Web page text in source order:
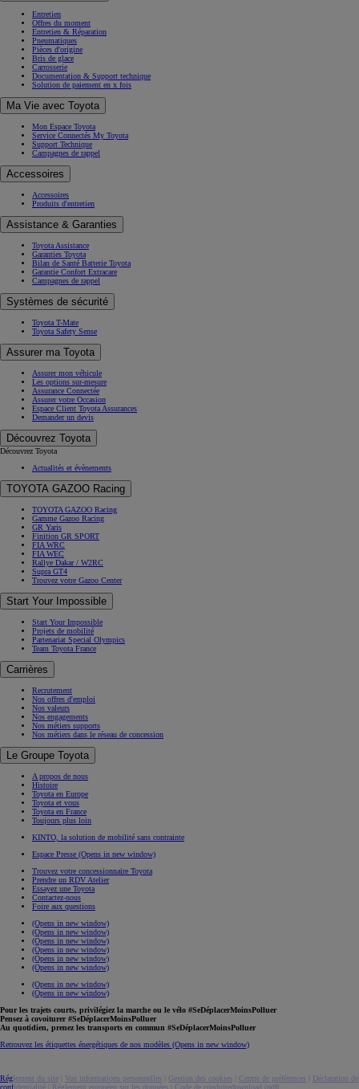
Entretien
Offres du moment
Entretien & Réparation
Pneumatiques
Pièces d'origine
Bris de glace
Carrosserie
Documentation & Support technique
Solution de paiement en x fois
Ma Vie avec Toyota
Mon Espace Toyota
Service Connectés My Toyota
Support Technique
Campagnes de rappel
Accessoires
Accessoires
Produits d'entretien
Assistance & Garanties
Toyota Assistance
Garanties Toyota
Bilan de Santé Batterie Toyota
Garantie Confort Extracare
Campagnes de rappel
Systèmes de sécurité
Toyota T-Mate
Toyota Safety Sense
Assurer ma Toyota
Assurer mon véhicule
Les options sur-mesure
Assurance Connectée
Assurer votre Occasion
Espace Client Toyota Assurances
Demander un devis
Découvrez Toyota
Découvrez Toyota
Actualités et évènements
TOYOTA GAZOO Racing
TOYOTA GAZOO Racing
Gamme Gazoo Racing
GR Yaris
Finition GR SPORT
FIA WRC
FIA WEC
Rallye Dakar / W2RC
Supra GT4
Trouvez votre Gazoo Center
Start Your Impossible
Start Your Impossible
Projets de mobilité
Partenariat Special Olympics
Team Toyota France
Carrières
Recrutement
Nos offres d'emploi
Nos valeurs
Nos engagements
Nos métiers supports
Nos métiers dans le réseau de concession
Le Groupe Toyota
A propos de nous
Histoire
Toyota en Europe
Toyota et vous
Toyota en France
Toujours plus loin
KINTO, la solution de mobilité sans contrainte
Espace Presse (Opens in new window)
Trouvez votre concessionnaire Toyota
Prendre un RDV Atelier
Essayez une Toyota
Contactez-nous
Foire aux questions
(Opens in new window)
(Opens in new window)
(Opens in new window)
(Opens in new window)
(Opens in new window)
(Opens in new window)
(Opens in new window)
(Opens in new window)
Pour les trajets courts, privilégiez la marche ou le vélo #SeDéplacerMoinsPolluer
Pensez à covoiturer #SeDéplacerMoinsPolluer
Au quotidien, prenez les transports en commun #SeDéplacerMoinsPolluer
Retrouvez les étiquettes énergétiques de nos modèles (Opens in new window)
Réglement du site Vos informations personnelles Gestion des cookies Centre de préférences
Déclaration de
confidentialité
Règlement européen sur les données Code de conduitedownload (pdf(